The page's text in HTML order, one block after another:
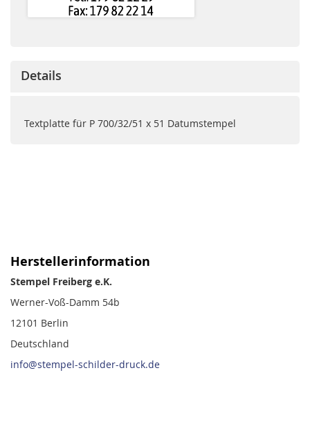
Details
Textplatte für P 700/32/51 x 51 Datumstempel
Herstellerinformation
Stempel Freiberg e.K.
Werner-Voß-Damm 54b
12101 Berlin
Deutschland
info@stempel-schilder-druck.de